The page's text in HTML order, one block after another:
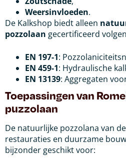
Weersinvloeden.
De Kalkshop biedt alleen
pozzolaan gecertificeerd
EN 197-1:
EN 459-1: Hydraulische
EN 13139: Aggregaten
Toepassingen van
puzzolaan
De natuurlijke pozzolana van
restauraties en duurzame
bijzonder geschikt voor: